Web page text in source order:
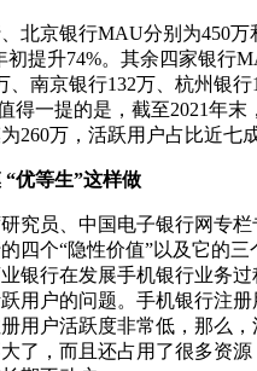
北京银行MAU分别为450万
提升74%。其余四家银行
、南京银行132万、杭州银行
得一提的是，截至2021年末
260万，活跃用户占比近七成
优等生”这样做
究员、中国电子银行网专栏
四个“隐性价值”以及它的三
银行在发展手机银行业务过
用户的问题。手机银行注册
用户活跃度非常低，那么，
了，而且还占用了很多资源